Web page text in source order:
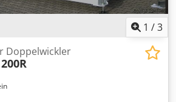
1 /3
Doppelwickler